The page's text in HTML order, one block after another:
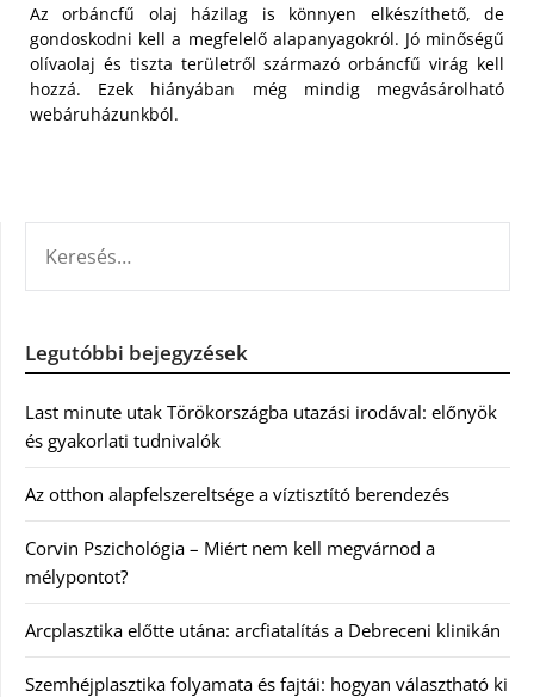
Az orbáncfű olaj házilag is könnyen elkészíthető, de
gondoskodni kell a megfelelő alapanyagokról. Jó minőségű
olívaolaj és tiszta területről származó orbáncfű virág kell
hozzá. Ezek hiányában még mindig megvásárolható
webáruházunkból.
Legutóbbi bejegyzések
Last minute utak Törökországba utazási irodával: előnyök
és gyakorlati tudnivalók
Az otthon alapfelszereltsége a víztisztító berendezés
Corvin Pszichológia – Miért nem kell megvárnod a
mélypontot?
Arcplasztika előtte utána: arcfiatalítás a Debreceni klinikán
Szemhéjplasztika folyamata és fajtái: hogyan választható ki